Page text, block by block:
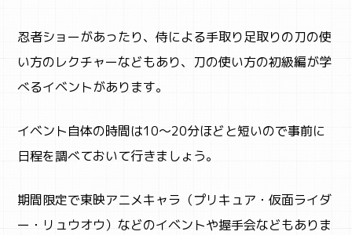
忍者ショーがあったり、侍による手取り足取りの刀の使
い方のレクチャーなどもあり、刀の使い方の初級編が学
べるイベントがあります。
イベント自体の時間は10～20分ほどと短いので事前に
日程を調べておいて行きましょう。
期間限定で東映アニメキャラ（プリキュア・仮面ライダ
ー・リュウオウ）などのイベントや握手会などもありま